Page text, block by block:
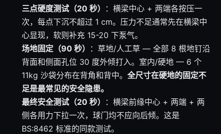
三点硬度测试（20 秒）
：横梁中心 + 两端各按压一
次，每点下沉不超过 1 cm。压力不足通常先在横梁中
心显现，软则补充 15-20 下泵气。
场地固定（90 秒）
：草地/人工草 — 全部 8 根地钉沿
背面和侧面孔位 30 度外倾打入。室内/硬地 — 6 个
11kg 沙袋分布在背角和背中。 全尺寸在硬地的固定不
足是最常见的安全隐患。
最终安全测试（20 秒）
：横梁前缘中心 + 两端 + 两
侧各用力下拉一次，球门均不应向后倾。这是
BS:8462 标准的同款测试。